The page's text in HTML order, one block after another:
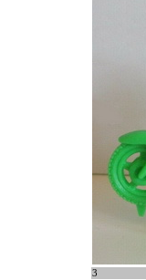
3